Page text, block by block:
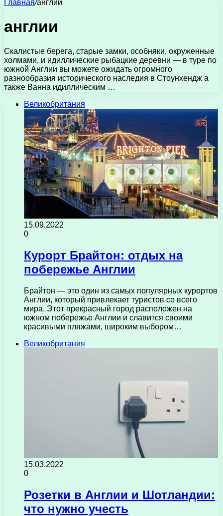
Главная/англии
англии
Скалистые берега, старые замки, особняки, окруженные
холмами, и идиллические рыбацкие деревни — в туре по
южной Англии вы можете ожидать огромного
разнообразия исторического наследия в Стоунхендж а
также Ванна идиллическим …
Великобритания
15.09.2022
0
Курорт Брайтон: отдых на
побережье Англии
Брайтон — это один из самых популярных курортов
Англии, который привлекает туристов со всего
мира. Этот прекрасный город расположен на
южном побережье Англии и славится своими
красивыми пляжами, широким выбором…
Великобритания
15.03.2022
0
Розетки в Англии и Шотландии:
что нужно учесть